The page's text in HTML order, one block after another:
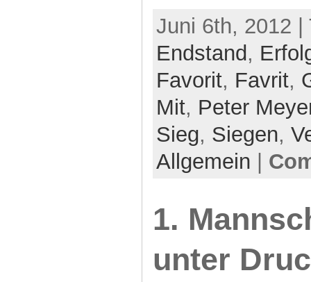
Juni 6th, 2012
Endstand,
Favorit, Favrit,
Mit, Peter
Sieg, Siegen,
Allgemein |
1.
unter